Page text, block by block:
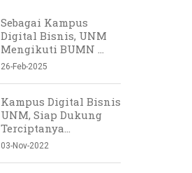
Sebagai Kampus
Digital Bisnis, UNM
Mengikuti BUMN ...
26-Feb-2025
Kampus Digital Bisnis
UNM, Siap Dukung
Terciptanya...
03-Nov-2022